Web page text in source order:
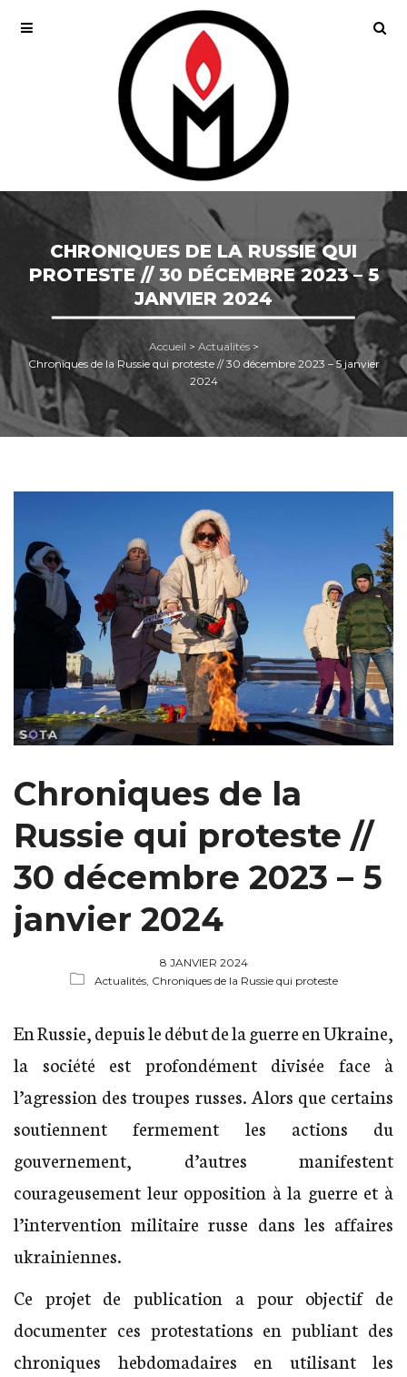
CHRONIQUES DE LA RUSSIE QUI
PROTESTE // 30 DÉCEMBRE 2023 – 5
JANVIER 2024
Accueil > Actualités>
Chroniques de la Russie qui proteste // 30 décembre 2023 – 5 janvier
2024
Chroniques de la
Russie qui proteste //
30 décembre 2023 – 5
janvier 2024
8 JANVIER 2024
Actualités, Chroniques de la Russie qui proteste
En Russie, depuis le début de la guerre en Ukraine,
la société est profondément divisée face à
l’agression des troupes russes. Alors que certains
soutiennent fermement les actions du
gouvernement, d’autres manifestent
courageusement leur opposition à la guerre et à
l’intervention militaire russe dans les affaires
ukrainiennes.
Ce projet de publication a pour objectif de
documenter ces protestations en publiant des
chroniques hebdomadaires en utilisant les